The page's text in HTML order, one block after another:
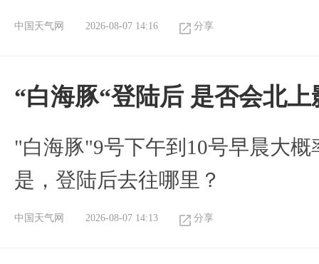
中国天气网 2026-08-07 14:16 分享
“白海豚“登陆后 是否会北
"白海豚"9号下午到10号早晨大
是，登陆后去往哪里？
中国天气网 2026-08-07 14:13 分享